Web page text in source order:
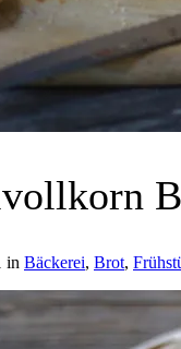
in Bäckerei, Brot,